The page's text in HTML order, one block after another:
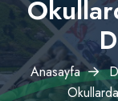
Anasayfa